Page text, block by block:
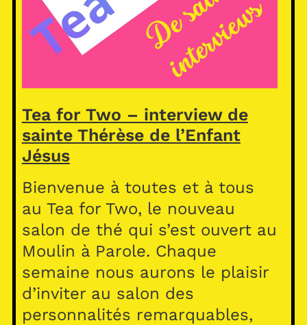
Tea for Two – interview de
sainte Thérèse de l’Enfant
Jésus
Bienvenue à toutes et à tous
au Tea for Two, le nouveau
salon de thé qui s’est ouvert au
Moulin à Parole. Chaque
semaine nous aurons le plaisir
d’inviter au salon des
personnalités remarquables,